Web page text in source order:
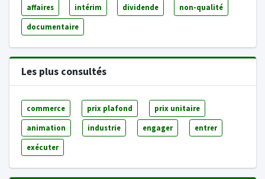
affaires intérim dividende non-qualité
documentaire
Les plus consultés
commerce prix plafond prix unitaire
animation industrie engager entrer
exécuter